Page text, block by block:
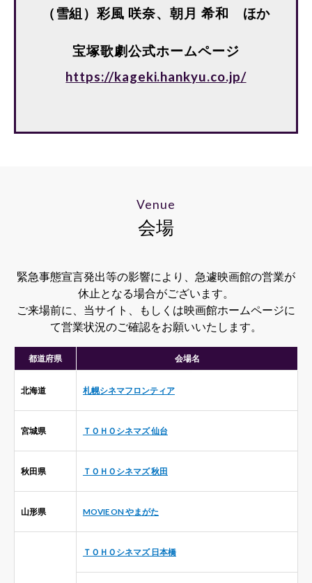
（雪組）彩風 咲奈、朝月 希和 ほか
宝塚歌劇公式ホームページ
https://kageki.hankyu.co.jp/
Venue
会場
緊急事態宣言発出等の影響により、急遽映画館の営業が
休止となる場合がございます。
ご来場前に、当サイト、もしくは映画館ホームページに
て営業状況のご確認をお願いいたします。
都道府県 会場名
北海道 札幌シネマフロンティア
宮城県 ＴＯＨＯシネマズ 仙台
秋田県 ＴＯＨＯシネマズ 秋田
山形県 MOVIE ON やまがた
ＴＯＨＯシネマズ 日本橋